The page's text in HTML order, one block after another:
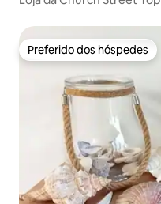
Preferido dos hóspedes
Preferido dos hóspedes